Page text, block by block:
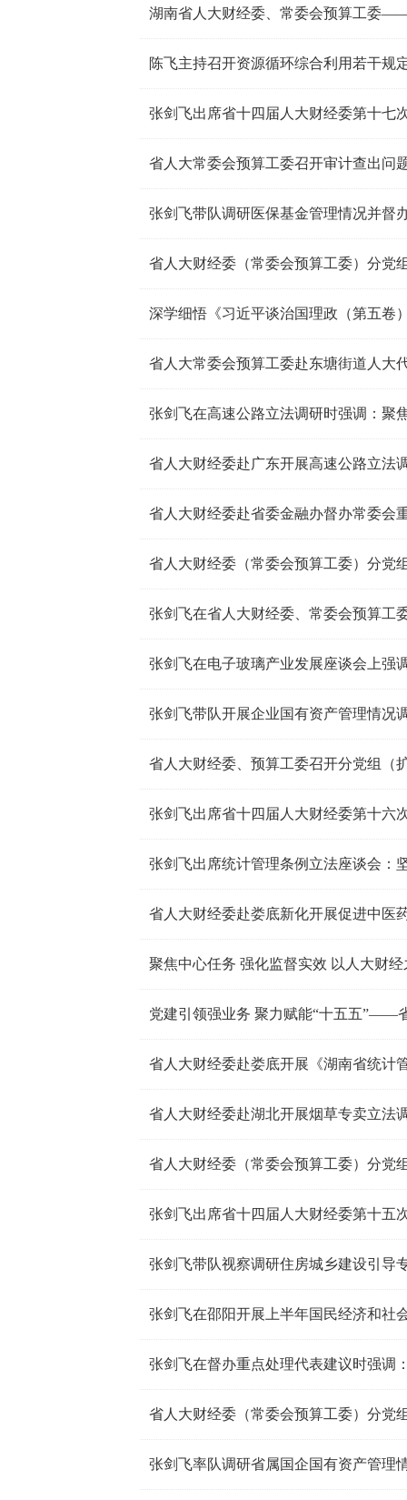
湖南省人大财经委、常委会预算工委
陈飞主持召开资源循环综合利用若干规
张剑飞出席省十四届人大财经委第十七
省人大常委会预算工委召开审计查出问
张剑飞带队调研医保基金管理情况并督
省人大常委会预算工委赴东塘街道人大
省人大财经委赴广东开展高速公路立法
省人大财经委赴省委金融办督办常委会
张剑飞带队开展企业国有资产管理情况
张剑飞出席省十四届人大财经委第十六
省人大财经委赴娄底新化开展促进中医
省人大财经委赴娄底开展《湖南省统计
省人大财经委赴湖北开展烟草专卖立法
张剑飞出席省十四届人大财经委第十五
张剑飞带队视察调研住房城乡建设引导
张剑飞率队调研省属国企国有资产管理